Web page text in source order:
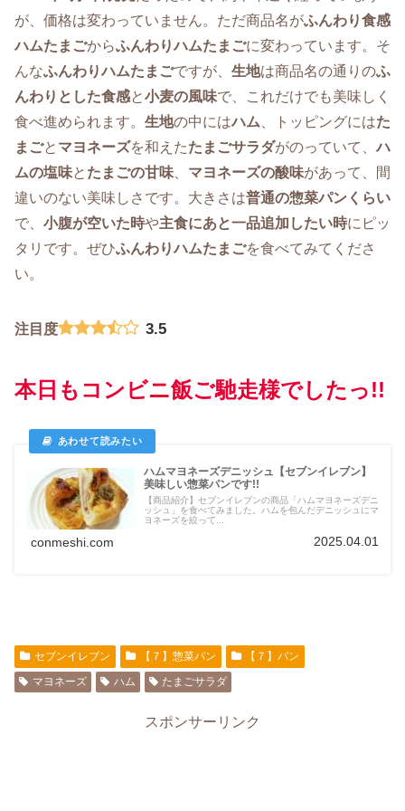
が、価格は変わっていません。ただ商品名がふんわり食感
ハムたまごからふんわりハムたまごに変わっています。そ
んなふんわりハムたまごですが、 生地は商品名の通りのふ
んわりとした食感と小麦の風味で、これだけでも美味しく
食べ進められます。 生地の中にはハム、トッピングにはた
まごと マヨネーズを和えたたまごサラダがのっていて、ハ
ムの塩味と たまごの甘味、 マヨネーズの酸味があって、間
違いのない美味しさです。大きさは普通の惣菜パンくらい
で、 小腹が空いた時や主食にあと一品追加したい時にピッ
タリです。ぜひふんわりハムたまごを食べてみてくださ
い。
注目度 3.5
本日もコンビニ飯ご馳走様でしたっ!!
ハムマヨネーズデニッシュ【セブンイレブン】
美味しい惣菜パンです!!
【商品紹介】セブンイレブンの商品「ハムマヨネーズデニ
ッシュ」を食べてみました。ハムを包んだデニッシュにマ
ヨネーズを絞って...
conmeshi.com 2025.04.01
セブンイレブン 【７】惣菜パン
【７】パン
マヨネーズ
ハム たまごサラダ
スポンサーリンク